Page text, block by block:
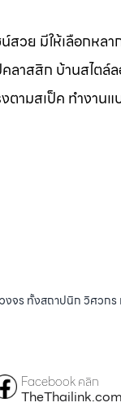
วย มีให้เลือกหล
ลาสสิก บ้านสไต
ามสเป็ค ทำงา
ร ทั้งสถาปนิก วิศวกร
Facebook คลิก
TheThailink.com